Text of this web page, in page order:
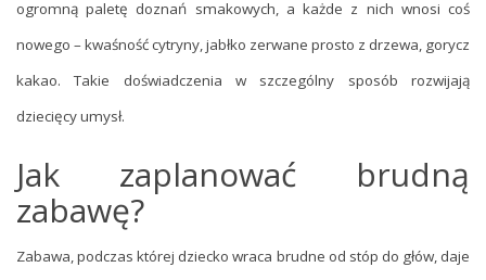
ogromną paletę doznań smakowych, a każde z nich wnosi coś
nowego – kwaśność cytryny, jabłko zerwane prosto z drzewa, gorycz
kakao. Takie doświadczenia w szczególny sposób rozwijają
dziecięcy umysł.
Jak zaplanować brudną
zabawę?
Zabawa, podczas której dziecko wraca brudne od stóp do głów, daje